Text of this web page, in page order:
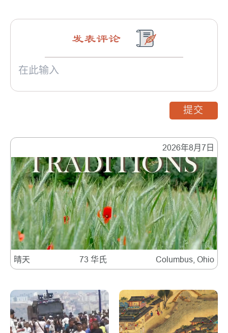
2026年8月7日
晴天 73 华氏 Columbus, Ohio
发表评论
提交